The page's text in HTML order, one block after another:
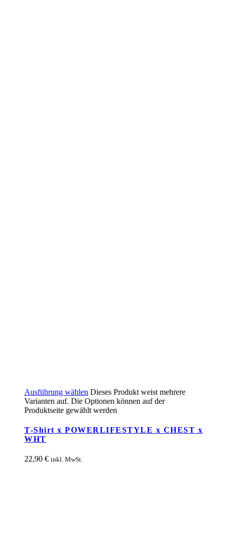
Ausführung wählen Dieses Produkt weist mehrere
Varianten auf. Die Optionen können auf der
Produktseite gewählt werden
T-Shirt x POWERLIFESTYLE x CHEST x
WHT
22,90 € inkl. MwSt.